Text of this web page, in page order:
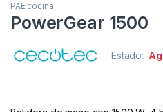
PAE cocina
PowerGear 1500
Estado: